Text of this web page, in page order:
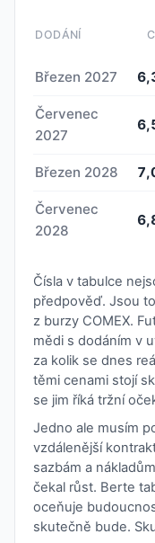
DODÁNÍ
Březen 2027
Červenec
2027
Březen 2028
Červenec
2028
Čísla v tabulce
předpověď. Jsou
z burzy COMEX.
mědi s dodáním v
za kolik se dnes
těmi cenami stojí
se jim říká tržní
Jedno ale musím
vzdálenější
sazbám a
čekal růst. Berte
oceňuje
skutečně bude.